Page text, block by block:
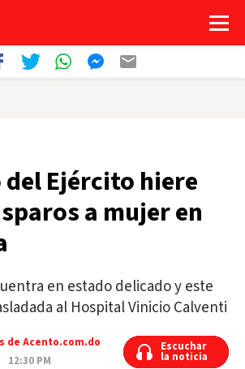
Ejército hiere
a mujer en
en estado delicado y este
al Hospital Vinicio Calventi
de Acento.com.do
12:30 PM
Escuchar
la noticia
Escuchar
la noticia